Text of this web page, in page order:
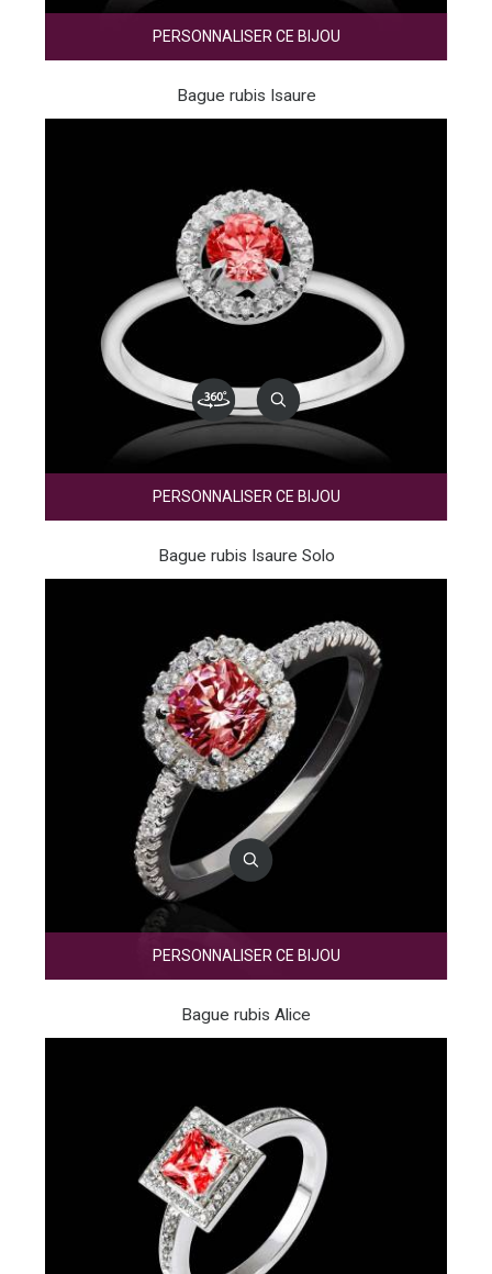
PERSONNALISER CE BIJOU
Bague rubis Isaure
PERSONNALISER CE BIJOU
Bague rubis Isaure Solo
PERSONNALISER CE BIJOU
Bague rubis Alice